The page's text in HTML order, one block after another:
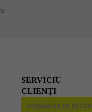
SERVICIU
CLIENȚI
FORMULAR DE RETUR